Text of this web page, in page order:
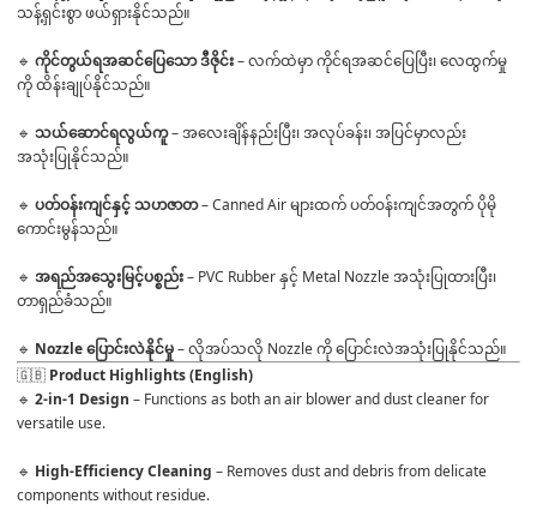
သန့်ရှင်းစွာ ဖယ်ရှားနိုင်သည်။
🔹 ကိုင်တွယ်ရအဆင်ပြေသော ဒီဇိုင်း – လက်ထဲမှာ ကိုင်ရအဆင်ပြေပြီး၊ လေထွက်မှု
ကို ထိန်းချုပ်နိုင်သည်။
🔹 သယ်ဆောင်ရလွယ်ကူ – အလေးချိန်နည်းပြီး၊ အလုပ်ခန်း၊ အပြင်မှာလည်း
အသုံးပြုနိုင်သည်။
🔹 ပတ်ဝန်းကျင်နှင့် သဟဇာတ – Canned Air များထက် ပတ်ဝန်းကျင်အတွက် ပိုမို
ကောင်းမွန်သည်။
🔹 အရည်အသွေးမြင့်ပစ္စည်း – PVC Rubber နှင့် Metal Nozzle အသုံးပြုထားပြီး၊
တာရှည်ခံသည်။
🔹 Nozzle ပြောင်းလဲနိုင်မှု – လိုအပ်သလို Nozzle ကို ပြောင်းလဲအသုံးပြုနိုင်သည်။
🇬🇧 Product Highlights (English)
🔹 2-in-1 Design – Functions as both an air blower and dust cleaner for
versatile use.
🔹 High-Efficiency Cleaning – Removes dust and debris from delicate
components without residue.